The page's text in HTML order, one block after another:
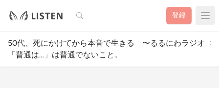
検索 登録
50代、死にかけてから本音で生きる 〜るるにわラジオ
「普通は…」は普通でないこと..